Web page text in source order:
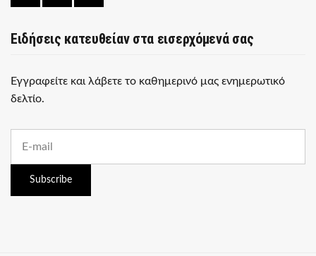
Ειδήσεις κατευθείαν στα εισερχόμενά σας
Εγγραφείτε και λάβετε το καθημερινό μας ενημερωτικό
δελτίο.
a
Subscribe